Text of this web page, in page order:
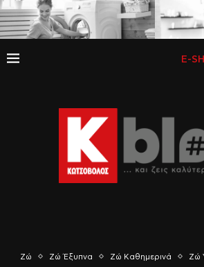
E-
Ζώ Ζώ Έξυπνα Ζώ Καθημερινά Ζώ